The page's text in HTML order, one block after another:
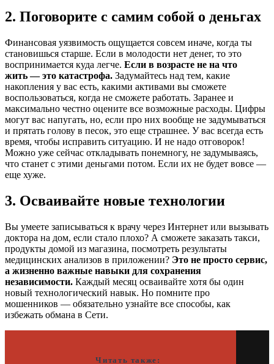
2. Поговорите с самим собой о деньгах
Финансовая уязвимость ощущается совсем иначе, когда ты
становишься старше. Если в молодости нет денег, то это
воспринимается куда легче. Если в возрасте не на что
жить — это катастрофа. Задумайтесь над тем, какие
накопления у вас есть, какими активами вы сможете
воспользоваться, когда не сможете работать. Заранее и
максимально честно оцените все возможные расходы. Цифры
могут вас напугать, но, если про них вообще не задумываться
и прятать голову в песок, это еще страшнее. У вас всегда есть
время, чтобы исправить ситуацию. И не надо отговорок!
Можно уже сейчас откладывать понемногу, не задумываясь,
что станет с этими деньгами потом. Если их не будет вовсе —
еще хуже.
3. Осваивайте новые технологии
Вы умеете записываться к врачу через Интернет или вызывать
доктора на дом, если стало плохо? А сможете заказать такси,
продукты домой из магазина, посмотреть результаты
медицинских анализов в приложении? Это не просто сервис,
а жизненно важные навыки для сохранения
независимости. Каждый месяц осваивайте хотя бы один
новый технологический навык. Но помните про
мошенников — обязательно узнайте все способы, как
избежать обмана в Сети.
Читать также: